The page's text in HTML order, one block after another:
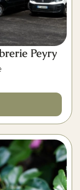
Peyry